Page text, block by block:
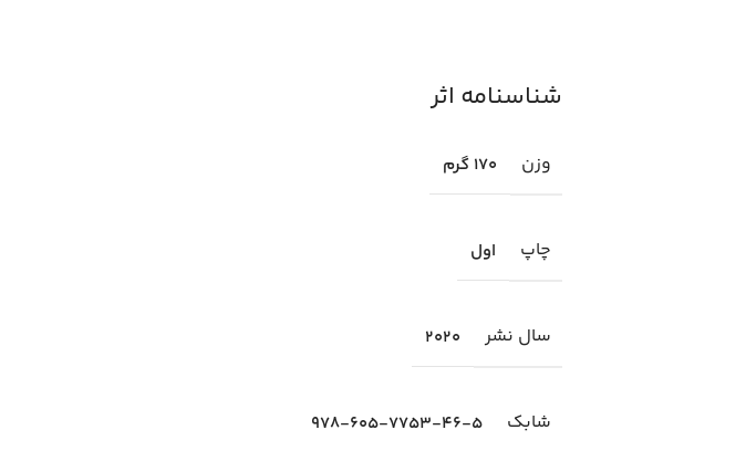
شناسنامه اثر
وزن 170 گرم
چاپ اول
سال نشر 2020
شابك 978-605-7753-46-5